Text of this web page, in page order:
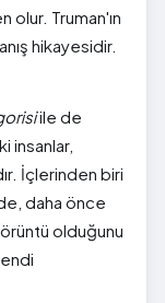
Truman'ın
hikayesidir.
ile de
insanlar,
İçlerinden biri
daha önce
olduğunu
çalışır.